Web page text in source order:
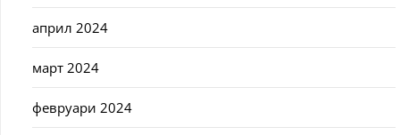
април 2024
март 2024
февруари 2024